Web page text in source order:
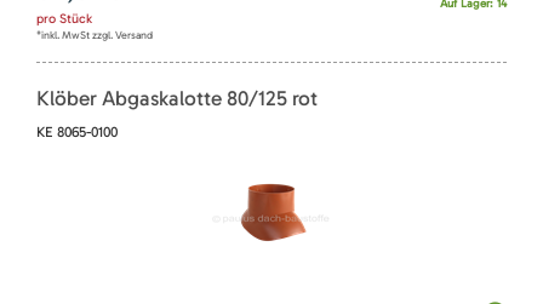
pro Stück
*inkl. MwSt zzgl. Versand
Klöber Abgaskalotte 80/125 rot
KE 8065-0100